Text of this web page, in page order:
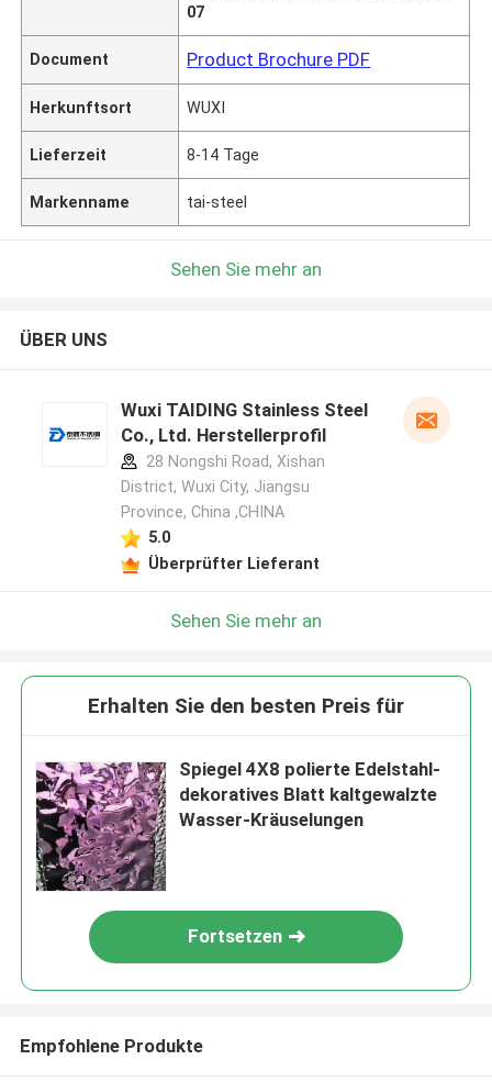
07
Document Product Brochure PDF
Herkunftsort WUXI
Lieferzeit 8-14 Tage
Markenname tai-steel
Sehen Sie mehr an
ÜBER UNS
Wuxi TAIDING Stainless Steel
Co., Ltd. Herstellerprofil
28 Nongshi Road, Xishan
District, Wuxi City, Jiangsu
Province, China ,CHINA
5.0
Überprüfter Lieferant
Sehen Sie mehr an
Erhalten Sie den besten Preis für
Spiegel 4X8 polierte Edelstahl-
dekoratives Blatt kaltgewalzte
Wasser-Kräuselungen
Fortsetzen
Empfohlene Produkte